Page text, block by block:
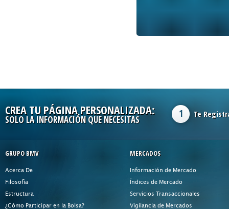
CREA TU PÁGINA PERSONALIZADA:
SOLO LA INFORMACIÓN QUE NECESITAS
1 Te
GRUPO BMV
Acerca De
Filosofía
Estructura
¿Cómo Participar en la Bolsa?
MERCADOS
Información de Mercado
Índices de Mercado
Servicios Transaccionales
Vigilancia de Mercados